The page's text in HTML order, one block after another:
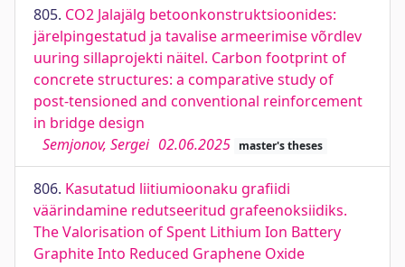
805. CO2 Jalajälg betoonkonstruktsioonides:
järelpingestatud ja tavalise armeerimise võrdlev
uuring sillaprojekti näitel. Carbon footprint of
concrete structures: a comparative study of
post-tensioned and conventional reinforcement
in bridge design
Semjonov, Sergei 02.06.2025 master's theses
806. Kasutatud liitiumioonaku grafiidi
väärindamine redutseeritud grafeenoksiidiks.
The Valorisation of Spent Lithium Ion Battery
Graphite Into Reduced Graphene Oxide